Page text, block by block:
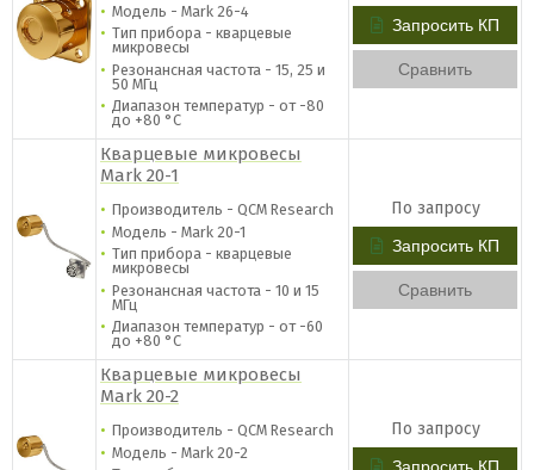
Модель - Mark 26-4
Тип прибора - кварцевые
микровесы
Резонансная частота - 15, 25 и
50 МГц
Диапазон температур - от -80
до +80 °C
Запросить КП
Сравнить
Кварцевые микровесы
Mark 20-1
Производитель - QCM Research
Модель - Mark 20-1
Тип прибора - кварцевые
микровесы
Резонансная частота - 10 и 15
МГц
Диапазон температур - от -60
до +80 °C
По запросу
Запросить КП
Сравнить
Кварцевые микровесы
Mark 20-2
Производитель - QCM Research
Модель - Mark 20-2
По запросу